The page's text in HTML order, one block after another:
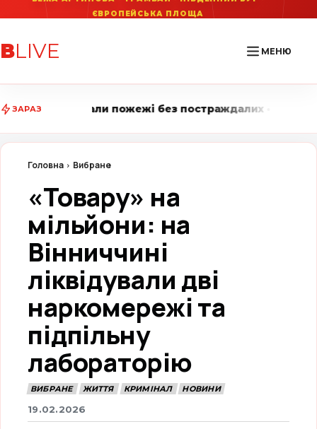
ВLIVE МЕНЮ
ЗАРАЗбез постраждалих • Вінниця LIVE стежить за
Головна Вибране
«Товару» на
мільйони: на
Вінниччині
ліквідували дві
наркомережі та
підпільну
лабораторію
ВИБРАНЕ ЖИТТЯ КРИМІНАЛ НОВИНИ
19.02.2026